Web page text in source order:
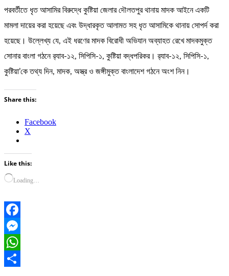
পরবর্তীতে ধৃত আসামির বিরুদ্ধে কুষ্টিয়া জেলার দৌলতপুর থানায় মাদক আইনে একটি
মামলা দায়ের করা হয়েছে এবং উদ্ধারকৃত আলামত সহ ধৃত আসামিকে থানায় সোপর্দ করা
হয়েছে। উল্লেখ্য যে, এই ধরণের মাদক বিরোধী অভিযান অব্যাহত রেখে মাদকমুক্ত
সোনার বাংলা গঠনে র‌্যাব-১২, সিপিসি-১, কুষ্টিয়া বদ্ধপরিকর। র‌্যাব-১২, সিপিসি-১,
কুষ্টিয়া’কে তথ্য দিন, মাদক, অস্ত্র ও জঙ্গীমুক্ত বাংলাদেশ গঠনে অংশ নিন।
Share this:
Facebook
X
Like this:
Loading…
Facebook
Messenger
WhatsApp